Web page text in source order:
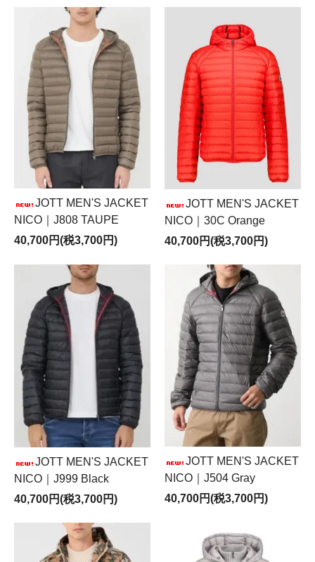
JOTT MEN'S JACKET
NICO｜J808 TAUPE
40,700円(税3,700円)
JOTT MEN'S JACKET
NICO｜30C Orange
40,700円(税3,700円)
JOTT MEN'S JACKET
NICO｜J999 Black
40,700円(税3,700円)
JOTT MEN'S JACKET
NICO｜J504 Gray
40,700円(税3,700円)